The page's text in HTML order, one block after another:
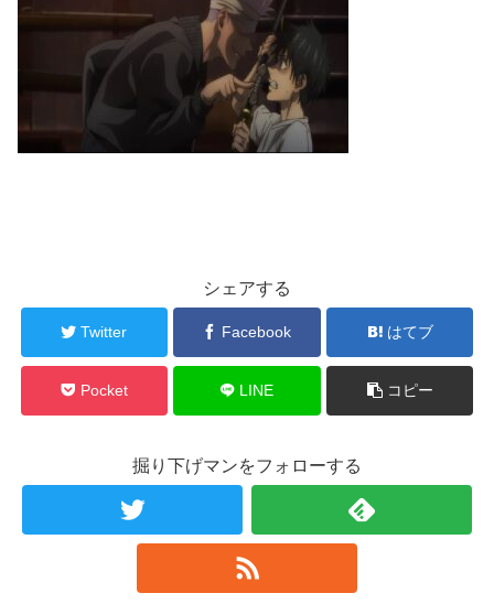
シェアする
Twitter Facebook はてブ
Pocket LINE コピー
掘り下げマンをフォローする